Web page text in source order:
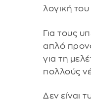
λογική
Για τους
απλό
για τη
πολλούς
Δεν είναι